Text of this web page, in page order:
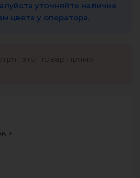
уточняйте наличие
цвета у оператора.
>